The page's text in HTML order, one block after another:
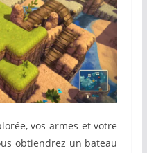
vos armes et votre
obtiendrez un bateau